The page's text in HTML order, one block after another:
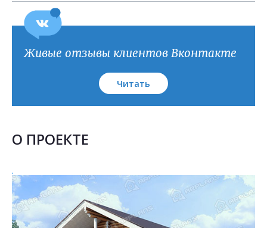
Живые отзывы клиентов Вконтакте
Читать
О ПРОЕКТЕ